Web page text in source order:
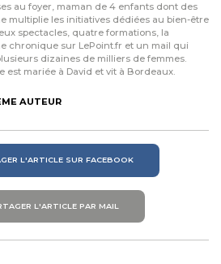
au foyer, maman de 4 enfants dont des
multiplie les initiatives dédiées au bien-être
spectacles, quatre formations, la
chronique sur LePoint.fr et un mail qui
dizaines de milliers de femmes.
est mariée à David et vit à Bordeaux.
AUTEUR
L'ARTICLE SUR FACEBOOK
L'ARTICLE PAR MAIL